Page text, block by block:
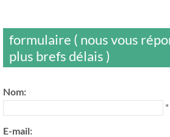
formulaire ( nous vous
plus brefs délais )
Nom:
*
E-mail: